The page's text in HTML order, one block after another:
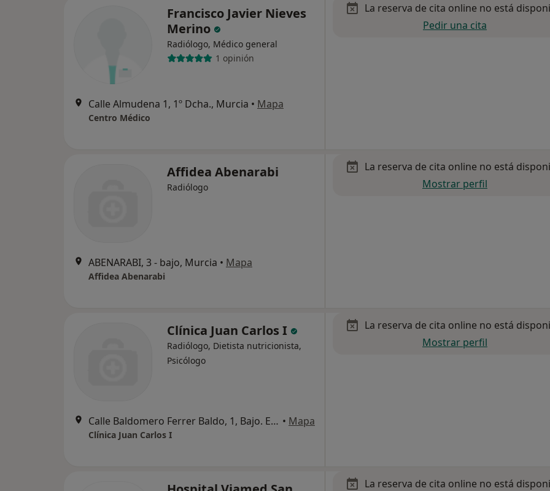
Francisco Javier Nieves
Merino
Radiólogo, Médico general
1 opinión
Calle Almudena 1, 1º Dcha., Murcia • Mapa
Centro Médico
La reserva de cita online no está
Pedir una cita
Affidea Abenarabi
Radiólogo
ABENARABI, 3 - bajo, Murcia • Mapa
Affidea Abenarabi
La reserva de cita online no está
Mostrar perfil
Clínica Juan Carlos I
Radiólogo, Dietista nutricionista,
Psicólogo
Calle Baldomero Ferrer Baldo, 1, Bajo. Edificio Las Encinas , Murcia • Mapa
Clínica Juan Carlos I
La reserva de cita online no está
Mostrar perfil
La reserva de cita online no está